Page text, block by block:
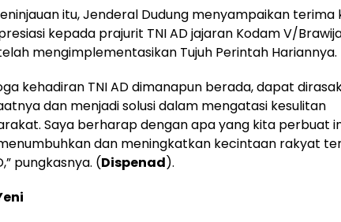
itu, Jenderal Dudung menyampaikan terima
kepada prajurit TNI AD jajaran Kodam V/
mengimplementasikan Tujuh Perintah Hariannya.
kehadiran TNI AD dimanapun berada, dapat
dan menjadi solusi dalam mengatasi kesulitan
Saya berharap dengan apa yang kita perbuat
dan meningkatkan kecintaan rakyat
pungkasnya. (Dispenad).